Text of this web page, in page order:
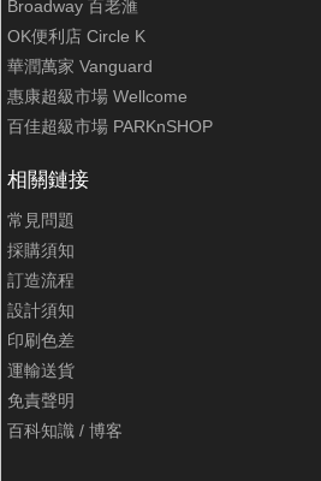
Broadway 百老滙
OK便利店 Circle K
華潤萬家 Vanguard
惠康超級市場 Wellcome
百佳超級市場 PARKnSHOP
相關鏈接
常見問題
採購須知
訂造流程
設計須知
印刷色差
運輸送貨
免責聲明
百科知識 / 博客